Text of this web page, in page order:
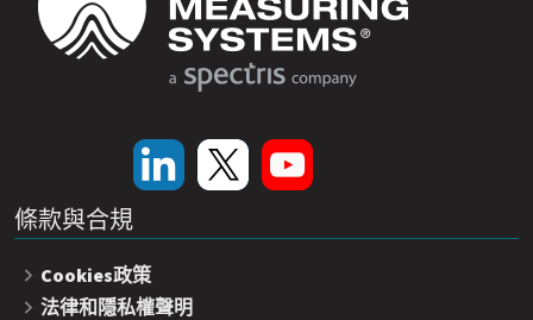
條款與合規
Cookies政策
法律和隱私權聲明